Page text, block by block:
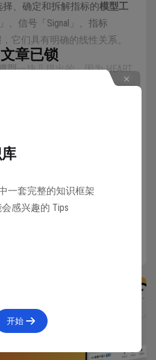
文章已锁
择、确定和拆解指标的模型工
、信号「Signal」、指标
它们具有明确的线性关系。
型一块儿提出的，因为 HEART
户体验的五个维度，并没有给出
验量化
模型进行推导。
通过明确目标—推导信号—确定
来衡量目标是否达成的可靠的
一套完整的知识框架
感兴趣的 Tips
开始